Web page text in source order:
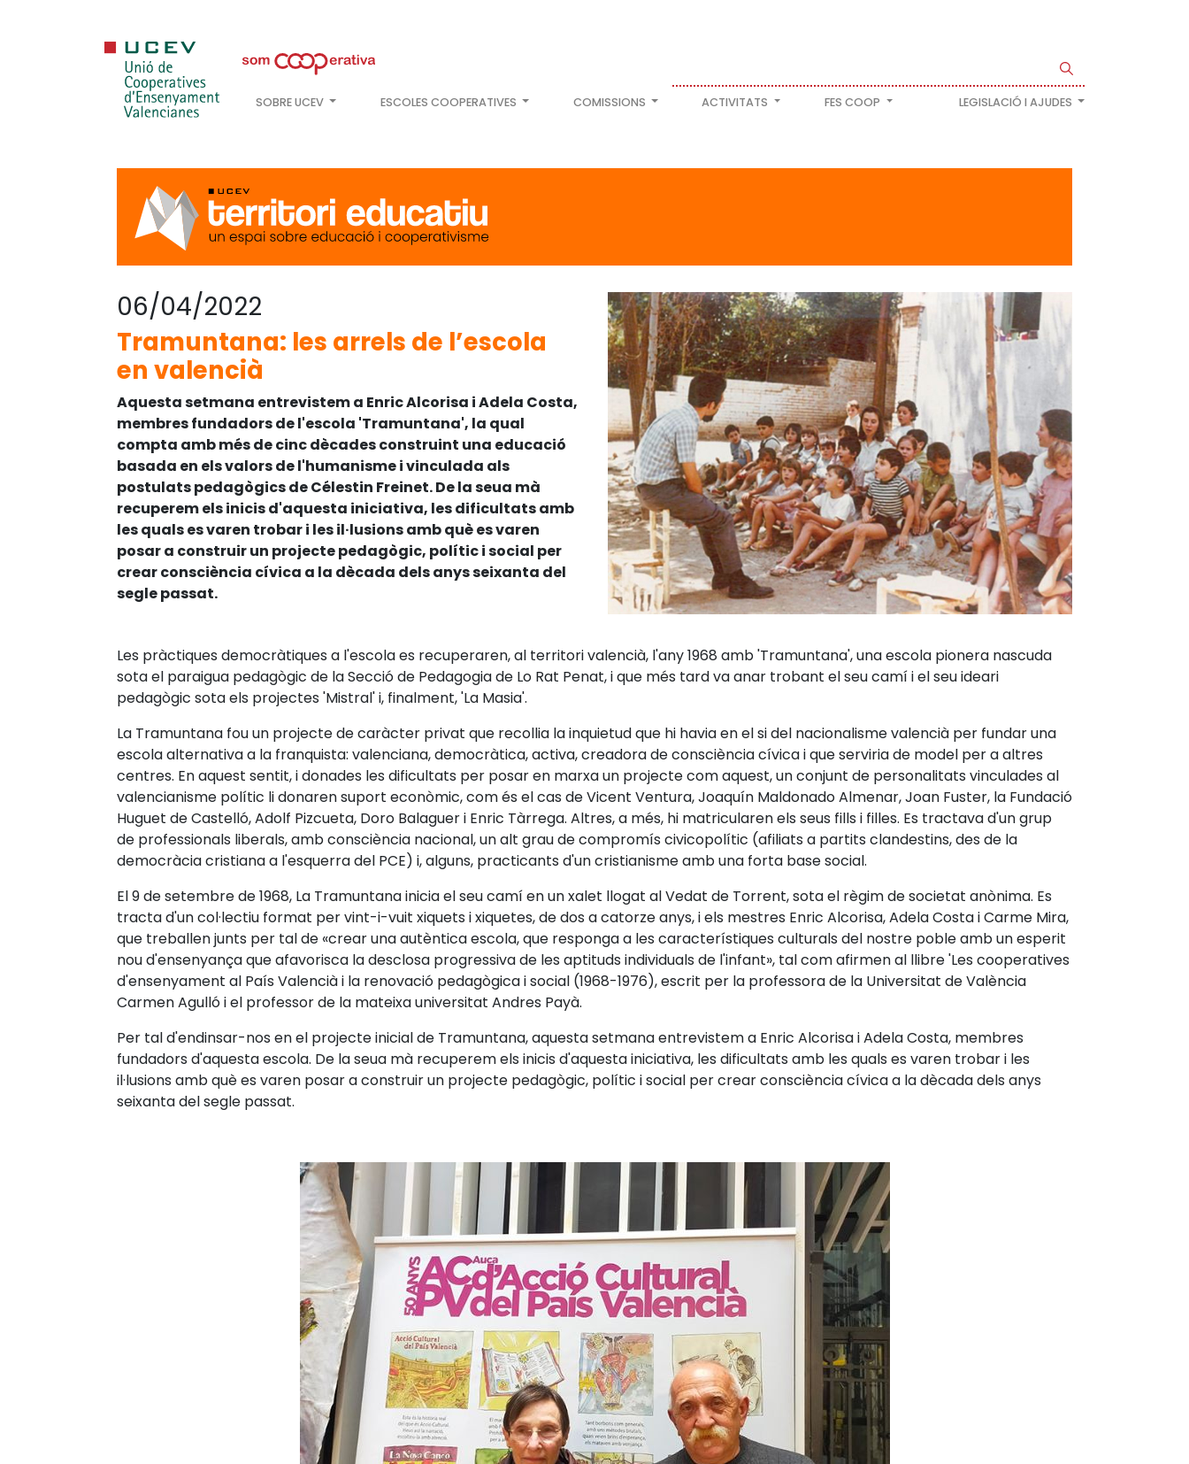
SOBRE UCEV ESCOLES COOPERATIVES COMISSIONS ACTIVITATS FES COOP LEGISLACIÓ I AJUDES
06/04/2022
Tramuntana: les arrels de l’escola
en valencià
Aquesta setmana entrevistem a Enric Alcorisa i Adela Costa,
membres fundadors de l'escola 'Tramuntana', la qual
compta amb més de cinc dècades construint una educació
basada en els valors de l'humanisme i vinculada als
postulats pedagògics de Célestin Freinet. De la seua mà
recuperem els inicis d'aquesta iniciativa, les dificultats amb
les quals es varen trobar i les il·lusions amb què es varen
posar a construir un projecte pedagògic, polític i social per
crear consciència cívica a la dècada dels anys seixanta del
segle passat.
Les pràctiques democràtiques a l'escola es recuperaren, al territori valencià, l'any 1968 amb 'Tramuntana', una escola pionera nascuda
sota el paraigua pedagògic de la Secció de Pedagogia de Lo Rat Penat, i que més tard va anar trobant el seu camí i el seu ideari
pedagògic sota els projectes 'Mistral' i, finalment, 'La Masia'.
La Tramuntana fou un projecte de caràcter privat que recollia la inquietud que hi havia en el si del nacionalisme valencià per fundar una
escola alternativa a la franquista: valenciana, democràtica, activa, creadora de consciència cívica i que serviria de model per a altres
centres. En aquest sentit, i donades les dificultats per posar en marxa un projecte com aquest, un conjunt de personalitats vinculades al
valencianisme polític li donaren suport econòmic, com és el cas de Vicent Ventura, Joaquín Maldonado Almenar, Joan Fuster, la Fundació
Huguet de Castelló, Adolf Pizcueta, Doro Balaguer i Enric Tàrrega. Altres, a més, hi matricularen els seus fills i filles. Es tractava d'un grup
de professionals liberals, amb consciència nacional, un alt grau de compromís civicopolític (afiliats a partits clandestins, des de la
democràcia cristiana a l'esquerra del PCE) i, alguns, practicants d'un cristianisme amb una forta base social.
El 9 de setembre de 1968, La Tramuntana inicia el seu camí en un xalet llogat al Vedat de Torrent, sota el règim de societat anònima. Es
tracta d'un col·lectiu format per vint-i-vuit xiquets i xiquetes, de dos a catorze anys, i els mestres Enric Alcorisa, Adela Costa i Carme Mira,
que treballen junts per tal de «crear una autèntica escola, que responga a les característiques culturals del nostre poble amb un esperit
nou d'ensenyança que afavorisca la desclosa progressiva de les aptituds individuals de l'infant», tal com afirmen al llibre 'Les cooperatives
d'ensenyament al País Valencià i la renovació pedagògica i social (1968-1976), escrit per la professora de la Universitat de València
Carmen Agulló i el professor de la mateixa universitat Andres Payà.
Per tal d'endinsar-nos en el projecte inicial de Tramuntana, aquesta setmana entrevistem a Enric Alcorisa i Adela Costa, membres
fundadors d'aquesta escola. De la seua mà recuperem els inicis d'aquesta iniciativa, les dificultats amb les quals es varen trobar i les
il·lusions amb què es varen posar a construir un projecte pedagògic, polític i social per crear consciència cívica a la dècada dels anys
seixanta del segle passat.